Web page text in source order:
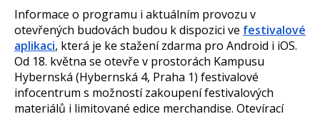
Informace o programu i aktuálním provozu v
otevřených budovách budou k dispozici ve festivalové
aplikaci, která je ke stažení zdarma pro Android i iOS.
Od 18. května se otevře v prostorách Kampusu
Hybernská (Hybernská 4, Praha 1) festivalové
infocentrum s možností zakoupení festivalových
materiálů i limitované edice merchandise. Otevírací